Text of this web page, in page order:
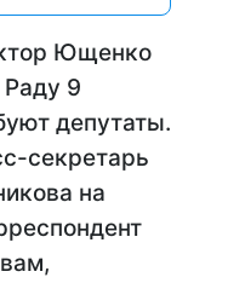
Ющенко
9
депутаты.
секретарь
на